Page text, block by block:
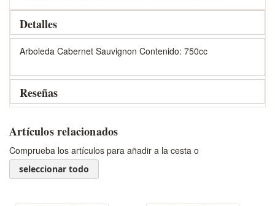
Detalles
Arboleda Cabernet Sauvignon Contenido: 750cc
Reseñas
Artículos relacionados
Comprueba los artículos para añadir a la cesta o
seleccionar todo